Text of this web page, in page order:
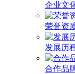
企业文
荣誉资
发展历
合作品